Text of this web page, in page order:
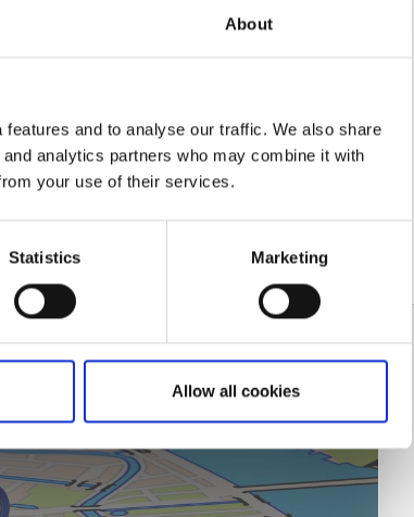
About
and to analyse our traffic. We also share
analytics partners who may combine it with
your use of their services.
Statistics Marketing
Allow all cookies
und eine Babyschaukel
– umgeben von Bäumen, Blumen,